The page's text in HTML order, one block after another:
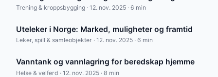
Trening & kroppsbygging · 12. nov. 2025 · 6 min
Uteleker i Norge: Marked, muligheter og framtid
Leker, spill & samleobjekter · 12. nov. 2025 · 6 min
Vanntank og vannlagring for beredskap hjemme
Helse & velferd · 12. nov. 2025 · 8 min